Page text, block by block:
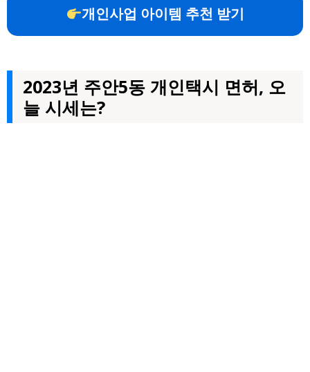
개인사업 아이템 추천 받기
2023년 주안5동 개인택시 면허, 오
늘 시세는?